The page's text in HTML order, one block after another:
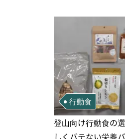
行動食
登山向け行動食の
しくバテない栄養